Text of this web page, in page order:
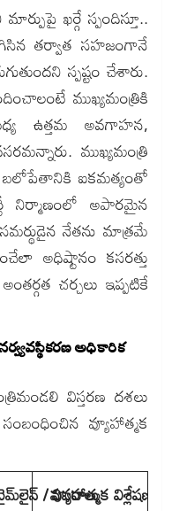
ఖర్గే స్పందిస్తూ..
తర్వాత సహజంగానే
స్పష్టం చేశారు.
ముఖ్యమంత్రికి
ఉత్తమ అవగాహన,
ముఖ్యమంత్రి
బలోపేతానికి ఐకమత్యంతో
నిర్మాణంలో అపారమైన
సమర్థుడైన నేతను మాత్రమే
అధిష్టానం కసరత్తు
చర్చలు ఇప్పటికే
అధికారిక
విస్తరణ దశలు
వ్యూహాత్మక
/ వివరాలు
వ్యూహాత్మక